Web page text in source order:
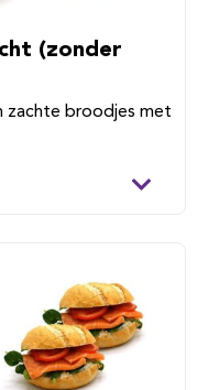
(zonder
zachte broodjes met